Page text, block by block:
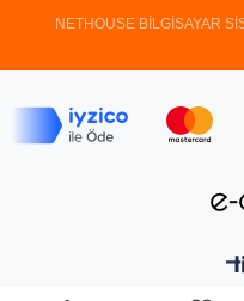
NETHOUSE BİLGİSAYAR